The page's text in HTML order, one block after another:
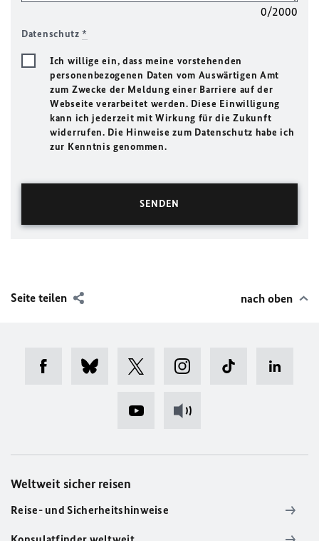
0/2000
Datenschutz*
Ich willige ein, dass meine vorstehenden
personenbezogenen Daten vom Auswärtigen Amt
zum Zwecke der Meldung einer Barriere auf der
Webseite verarbeitet werden. Diese Einwilligung
kann ich jederzeit mit Wirkung für die Zukunft
widerrufen. Die Hinweise zum Datenschutz habe ich
zur Kenntnis genommen.
Seite teilen nach oben
Weltweit sicher reisen
Reise- und Sicherheitshinweise